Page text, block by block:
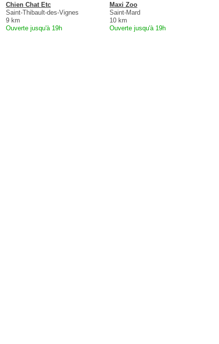
Chien Chat Etc
Saint-Thibault-des-Vignes
9 km
Ouverte jusqu'à 19h
Maxi Zoo
Saint-Mard
10 km
Ouverte jusqu'à 19h